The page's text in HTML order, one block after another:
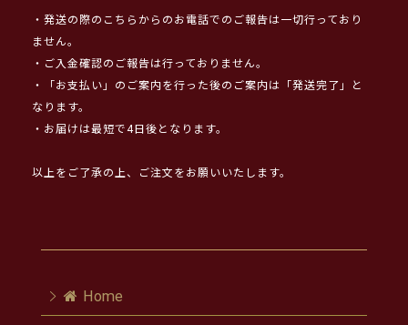
・発送の際のこちらからのお電話でのご報告は一切行っており
ません。
・ご入金確認のご報告は行っておりません。
・「お支払い」のご案内を行った後のご案内は「発送完了」と
なります。
・お届けは最短で4日後となります。
以上をご了承の上、ご注文をお願いいたします。
Home